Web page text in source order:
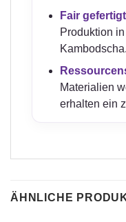
Fair
Produktion
Kambodscha.
Materialien
erhalten ein
ÄHNLICHE